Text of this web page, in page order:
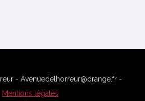
- Avenuedelhorreur@orange.fr -
Mentions légales